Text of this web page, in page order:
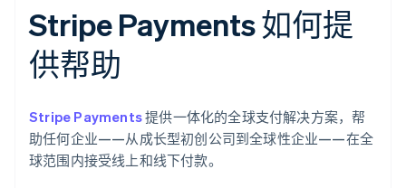
Stripe Payments 如何提
供帮助
Stripe Payments提供一体化的全球支付解决方案，帮
助任何企业——从成长型初创公司到全球性企业——在全
球范围内接受线上和线下付款。